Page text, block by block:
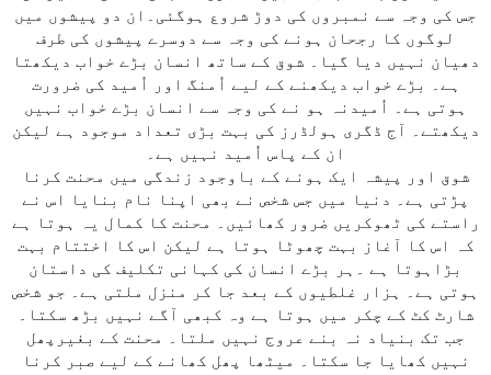
جس کی وجہ سے نمبروں کی دوڑ شروع ہوگئی۔ان دو پیشوں میں
لوگوں کا رجحان ہونے کی وجہ سے دوسرے پیشوں کی طرف
دھیان نہیں دیا گیا۔ شوق کے ساتھ انسان بڑے خواب دیکھتا
ہے۔ بڑے خواب دیکھنے کے لیے اُمنگ اور اُمید کی ضرورت
ہوتی ہے۔ اُمیدنہ ہو نے کی وجہ سے انسان بڑے خواب نہیں
دیکھتے۔ آج ڈگری ہولڈرز کی بہت بڑی تعداد موجود ہے لیکن
ان کے پاس اُمید نہیں ہے۔
شوق اور پیشہ ایک ہونے کے باوجود زندگی میں محنت کرنا
پڑتی ہے۔ دنیا میں جس شخص نے بھی اپنا نام بنایا اس نے
راستے کی ٹھوکریں ضرور کھائیں۔ محنت کا کمال یہ ہوتا ہے
کہ اس کا آغاز بہت چھوٹا ہوتا ہے لیکن اس کا اختتام بہت
بڑاہوتا ہے ۔ہر بڑے انسان کی کہانی تکلیف کی داستان
ہوتی ہے۔ ہزار غلطیوں کے بعد جا کر منزل ملتی ہے۔ جو شخص
شارٹ کٹ کے چکر میں ہوتا ہے وہ کبھی آگے نہیں بڑھ سکتا۔
جب تک بنیاد نہ بنے عروج نہیں ملتا۔ محنت کے بغیرپھل
نہیں کھایا جا سکتا۔ میٹھا پھل کھانے کے لیے صبر کرنا